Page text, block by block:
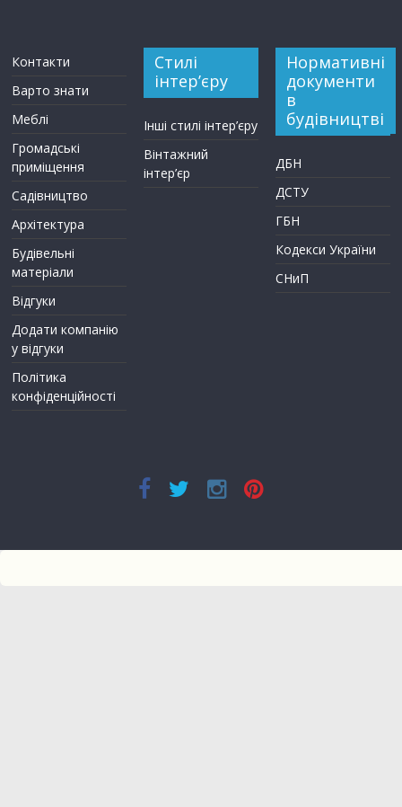
Контакти
Варто знати
Меблі
Громадські
приміщення
Садівництво
Архітектура
Будівельні
матеріали
Відгуки
Додати компанію
у відгуки
Політика
конфіденційності
Стилі
інтер’єру
Інші стилі інтер’єру
Вінтажний
інтер’єр
Нормативні
документи
в
будівництві
ДБН
ДСТУ
ГБН
Кодекси України
СНиП